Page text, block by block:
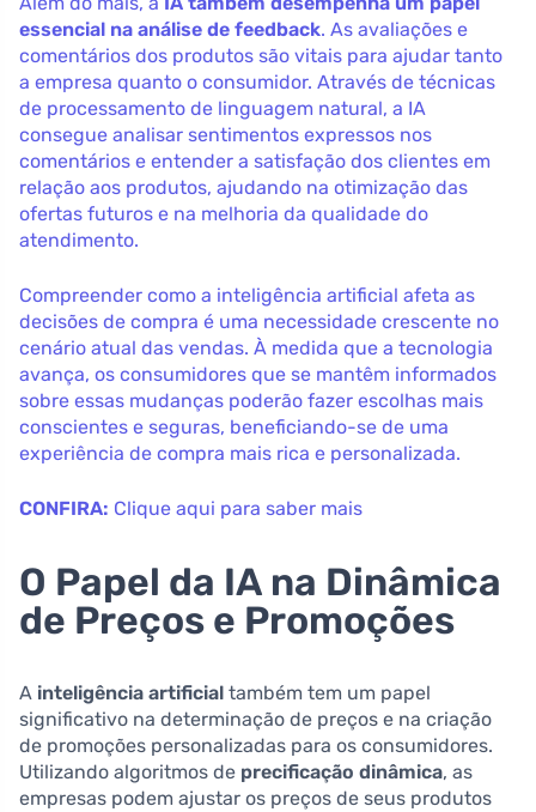
essencial na análise de feedback. As avaliações e
comentários dos produtos são vitais para ajudar tanto
a empresa quanto o consumidor. Através de técnicas
de processamento de linguagem natural, a IA
consegue analisar sentimentos expressos nos
comentários e entender a satisfação dos clientes em
relação aos produtos, ajudando na otimização das
ofertas futuros e na melhoria da qualidade do
atendimento.
Compreender como a inteligência artificial afeta as
decisões de compra é uma necessidade crescente no
cenário atual das vendas. À medida que a tecnologia
avança, os consumidores que se mantêm informados
sobre essas mudanças poderão fazer escolhas mais
conscientes e seguras, beneficiando-se de uma
experiência de compra mais rica e personalizada.
CONFIRA: Clique aqui para saber mais
O Papel da IA na Dinâmica
de Preços e Promoções
A inteligência artificial também tem um papel
significativo na determinação de preços e na criação
de promoções personalizadas para os consumidores.
Utilizando algoritmos de precificação dinâmica, as
empresas podem ajustar os preços de seus produtos